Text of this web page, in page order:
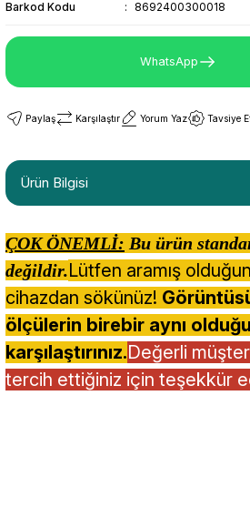
Barkod Kodu
8692400300018
WhatsApp
Paylaş Karşılaştır Yorum Yaz Tavsiye
Ürün Bilgisi
ÇOK ÖNEMLİ: Bu ürün
değildir.Lütfen aramış
cihazdan sökünüz!
ölçülerin birebir aynı
karşılaştırınız.Değerli
tercih ettiğiniz için teşekkür